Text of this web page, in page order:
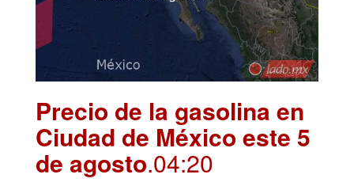
Precio de la gasolina en
Ciudad de México este 5
de agosto.04:20